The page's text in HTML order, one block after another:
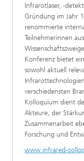
Infrarotlaser, -
Gründung im Jahr
renommierte
Teilnehmerinnen
Konferenz bietet
sowohl aktuell
verschiedensten
Kolloquium dient
Akteure, der
Zusammenarbeit
Forschung und
www.infrared-